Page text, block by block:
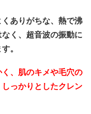
ありがちな、熱で沸
く、超音波の振動に
。
、肌のキメや毛穴の
っかりとしたクレン